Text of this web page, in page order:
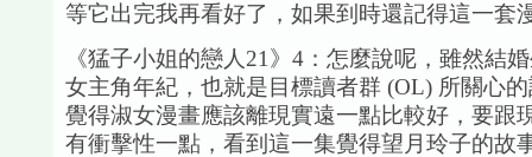
等它出完我再看好了，如果到時還記得這一套
《猛子小姐的戀人21》4：怎麼說呢，雖然結
女主角年紀，也就是目標讀者群 (OL) 所關心
覺得淑女漫畫應該離現實遠一點比較好，要跟
有衝擊性一點，看到這一集覺得望月玲子的故